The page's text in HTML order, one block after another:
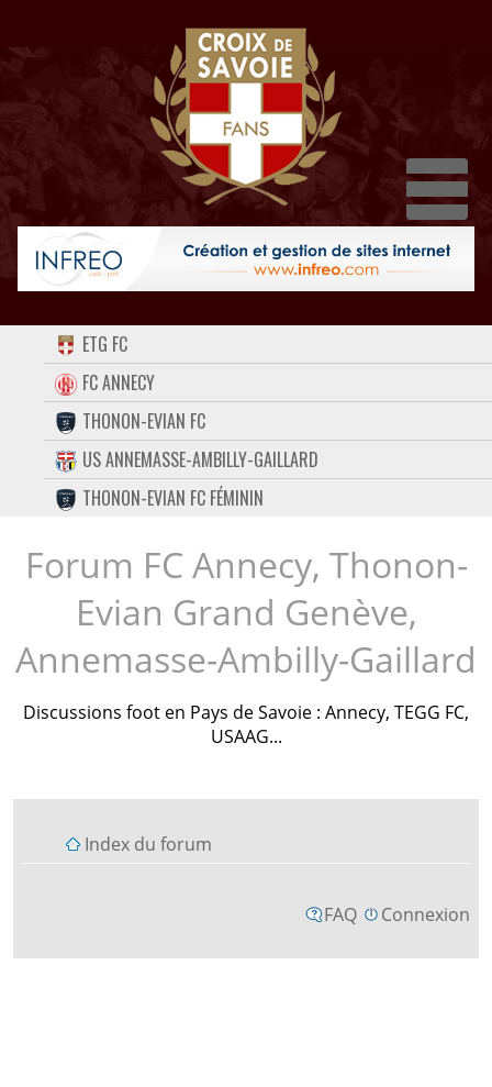
ACCUEIL
FORUM
CONTACT
FACEBOOK
TWITTER
INSTAGRAM
ETG FC
FC ANNECY
THONON-EVIAN FC
US ANNEMASSE-AMBILLY-GAILLARD
THONON-EVIAN FC FÉMININ
Forum FC Annecy, Thonon-
Evian Grand Genève,
Annemasse-Ambilly-Gaillard
Discussions foot en Pays de Savoie : Annecy, TEGG FC,
USAAG...
Index du forum
FAQ Connexion